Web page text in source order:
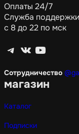
Оплаты 24/7
Служба
с 8 до 22 по мск
Telegram ВКонтакте YouTube
Сотрудничество
магазин
Каталог
Подписки